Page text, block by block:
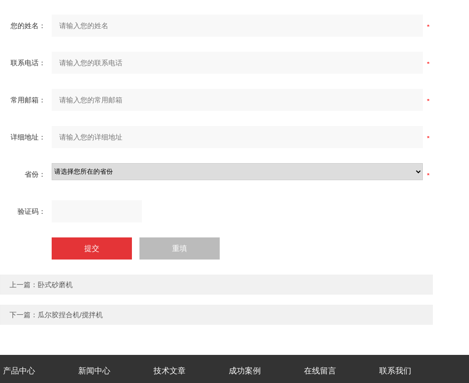
您的姓名：
联系电话：
常用邮箱：
详细地址：
省份：
验证码：
上一篇：卧式砂磨机
下一篇：瓜尔胶捏合机/搅拌机
产品中心 新闻中心 技术文章 成功案例 在线留言 联系我们